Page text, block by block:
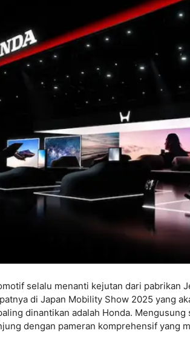
selalu menanti kejutan dari pabrikan
di Japan Mobility Show 2025 yang
dinantikan adalah Honda.
dengan pameran komprehensif yang